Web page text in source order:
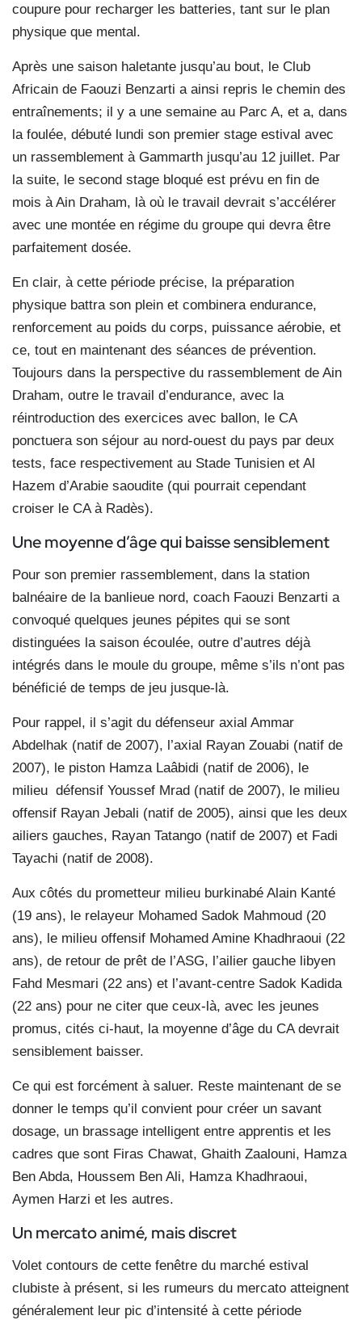
coupure pour recharger les batteries, tant sur le plan
physique que mental.
Après une saison haletante jusqu’au bout, le Club
Africain de Faouzi Benzarti a ainsi repris le chemin des
entraînements; il y a une semaine au Parc A, et a, dans
la foulée, débuté lundi son premier stage estival avec
un rassemblement à Gammarth jusqu’au 12 juillet. Par
la suite, le second stage bloqué est prévu en fin de
mois à Ain Draham, là où le travail devrait s’accélérer
avec une montée en régime du groupe qui devra être
parfaitement dosée.
En clair, à cette période précise, la préparation
physique battra son plein et combinera endurance,
renforcement au poids du corps, puissance aérobie, et
ce, tout en maintenant des séances de prévention.
Toujours dans la perspective du rassemblement de Ain
Draham, outre le travail d’endurance, avec la
réintroduction des exercices avec ballon, le CA
ponctuera son séjour au nord-ouest du pays par deux
tests, face respectivement au Stade Tunisien et Al
Hazem d’Arabie saoudite (qui pourrait cependant
croiser le CA à Radès).
Une moyenne d’âge qui baisse sensiblement
Pour son premier rassemblement, dans la station
balnéaire de la banlieue nord, coach Faouzi Benzarti a
convoqué quelques jeunes pépites qui se sont
distinguées la saison écoulée, outre d’autres déjà
intégrés dans le moule du groupe, même s’ils n’ont pas
bénéficié de temps de jeu jusque-là.
Pour rappel, il s’agit du défenseur axial Ammar
Abdelhak (natif de 2007), l’axial Rayan Zouabi (natif de
2007), le piston Hamza Laâbidi (natif de 2006), le
milieu défensif Youssef Mrad (natif de 2007), le milieu
offensif Rayan Jebali (natif de 2005), ainsi que les deux
ailiers gauches, Rayan Tatango (natif de 2007) et Fadi
Tayachi (natif de 2008).
Aux côtés du prometteur milieu burkinabé Alain Kanté
(19 ans), le relayeur Mohamed Sadok Mahmoud (20
ans), le milieu offensif Mohamed Amine Khadhraoui (22
ans), de retour de prêt de l’ASG, l’ailier gauche libyen
Fahd Mesmari (22 ans) et l’avant-centre Sadok Kadida
(22 ans) pour ne citer que ceux-là, avec les jeunes
promus, cités ci-haut, la moyenne d’âge du CA devrait
sensiblement baisser.
Ce qui est forcément à saluer. Reste maintenant de se
donner le temps qu’il convient pour créer un savant
dosage, un brassage intelligent entre apprentis et les
cadres que sont Firas Chawat, Ghaith Zaalouni, Hamza
Ben Abda, Houssem Ben Ali, Hamza Khadhraoui,
Aymen Harzi et les autres.
Un mercato animé, mais discret
Volet contours de cette fenêtre du marché estival
clubiste à présent, si les rumeurs du mercato atteignent
généralement leur pic d’intensité à cette période